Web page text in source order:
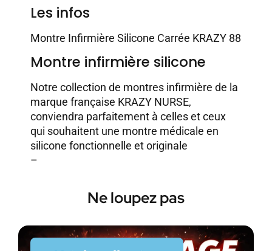
Les infos
Montre Infirmière Silicone Carrée KRAZY 88
Montre infirmière silicone
Notre collection de montres infirmière de la
marque française KRAZY NURSE,
conviendra parfaitement à celles et ceux
qui souhaitent une montre médicale en
silicone fonctionnelle et originale
–
Ne loupez pas